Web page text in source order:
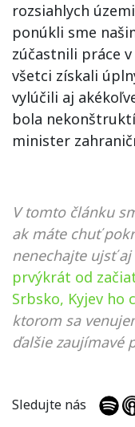
rozsiahlych
ponúkli sme
zúčastnili práce
všetci získali
vylúčili aj
bola
minister
V tomto článku
ak máte chuť
nenechajte ujsť
prvýkrát od
Srbsko, Kyjev ho
ktorom sa
ďalšie zaujímavé
Sledujte nás